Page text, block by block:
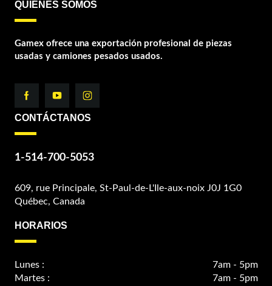
QUIÉNES SOMOS
Gamex ofrece una exportación profesional de piezas
usadas y camiones pesados usados.
CONTÁCTANOS
1-514-700-5053
609, rue Principale, St-Paul-de-L'Ile-aux-noix J0J 1G0
Québec, Canada
HORARIOS
Lunes :
7am - 5pm
Martes :
7am - 5pm